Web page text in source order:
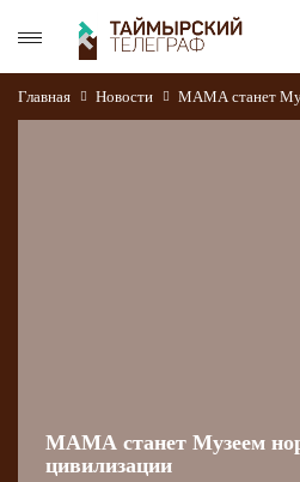
Главная Новости МАМА станет
МАМА станет Музеем
цивилизации